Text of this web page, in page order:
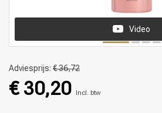
Video
Adviesprijs: € 36,72
€ 30,20 Incl. btw